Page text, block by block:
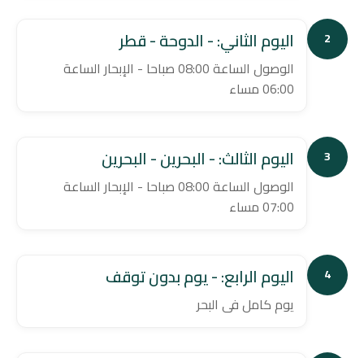
2 اليوم الثاني: - الدوحة - قطر
الوصول الساعة 08:00 صباحا - الإبحار الساعة
06:00 مساء
3 اليوم الثالث: - البحرين - البحرين
الوصول الساعة 08:00 صباحا - الإبحار الساعة
07:00 مساء
4 اليوم الرابع: - يوم بدون توقف
يوم كامل فى البحر